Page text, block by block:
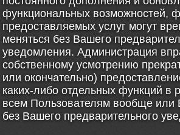
функциональных возможностей,
предоставляемых услуг могут
меняться без Вашего
уведомления. Администрация
собственному усмотрению
или окончательно)
каких-либо отдельных функций в
всем Пользователям вообще или
без Вашего предварительного